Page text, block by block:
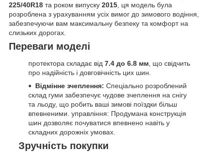
225/40R18 та роком випуску 2015 , ця модель була
розроблена з урахуванням усіх вимог до зимового водіння,
забезпечуючи вам максимальну безпеку та комфорт на
слизьких дорогах.
Переваги моделі
протектора складає від 7.4 до 6.8 мм, що свідчить
про надійність і довговічність цих шин.
Відмінне зчеплення: Спеціально розроблений
склад гуми забезпечує чудове зчеплення на снігу
та льоду, що робить ваші зимові поїздки більш
впевненими. управління: Продумана конструкція
шин дозволяє почуватися впевнено навіть у
складних дорожніх умовах.
Зручність покупки